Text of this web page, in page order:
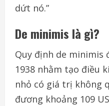
dứt nó.”
De minimis là gì?
Quy định de minimis
1938 nhằm tạo điều
nhỏ có giá trị không
đương khoảng 109